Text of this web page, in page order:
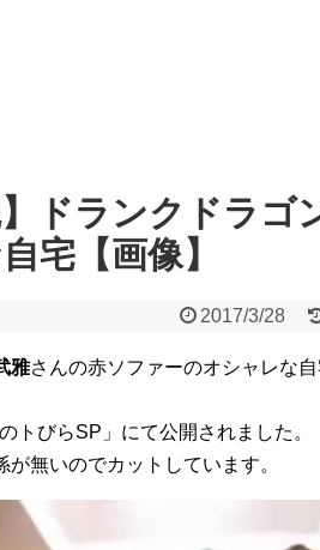
】ドランクドラゴ
宅【画像】
2017/3/28
雅さんの赤ソファーのオシャレな
トびらSP」にて公開されました。
無いのでカットしています。